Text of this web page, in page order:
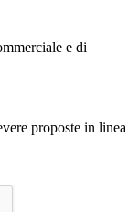
e di
proposte in linea